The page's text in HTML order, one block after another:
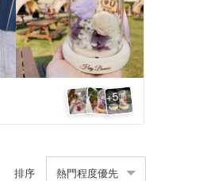
+5
排序 熱門程度優先